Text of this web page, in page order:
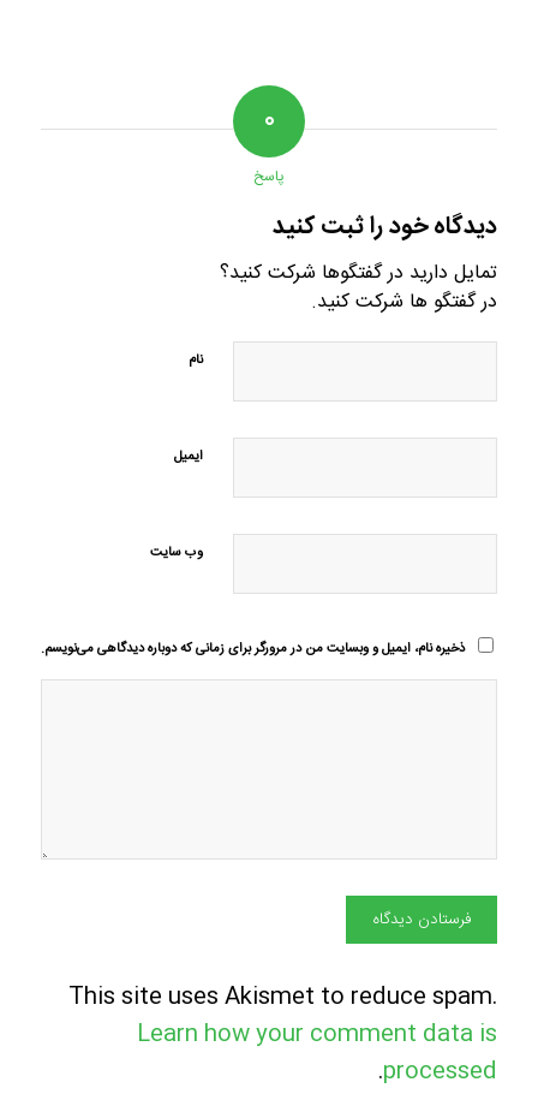
۰
پاسخ
دیدگاه خود را ثبت کنید
تمایل دارید در گفتگوها شرکت کنید؟
در گفتگو ها شرکت کنید.
نام
ایمیل
وب‌ سایت
ذخیره نام، ایمیل و وبسایت من در مرورگر برای زمانی که دوباره دیدگاهی می‌نویسم.
This site uses Akismet to reduce spam.
Learn how your comment data is
processed
.